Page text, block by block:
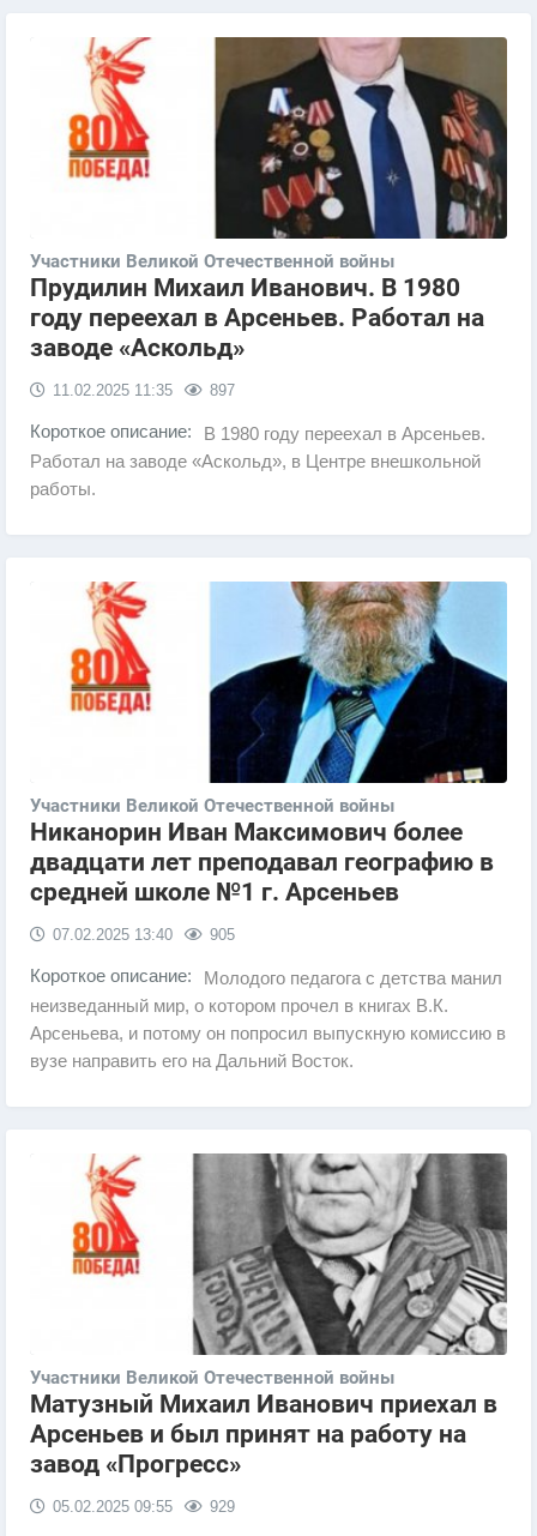
Участники Великой Отечественной войны
Прудилин Михаил Иванович. В 1980
году переехал в Арсеньев. Работал на
заводе «Аскольд»
11.02.2025 11:35 897
Короткое описание:
В 1980 году переехал в Арсеньев.
Работал на заводе «Аскольд», в Центре внешкольной
работы.
Участники Великой Отечественной войны
Никанорин Иван Максимович более
двадцати лет преподавал географию в
средней школе №1 г. Арсеньев
07.02.2025 13:40 905
Короткое описание:
Молодого педагога с детства манил
неизведанный мир, о котором прочел в книгах В.К.
Арсеньева, и потому он попросил выпускную комиссию в
вузе направить его на Дальний Восток.
Участники Великой Отечественной войны
​Матузный Михаил Иванович приехал в
Арсеньев и был принят на работу на
завод «Прогресс»
05.02.2025 09:55 929